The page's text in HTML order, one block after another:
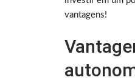
vantagens!